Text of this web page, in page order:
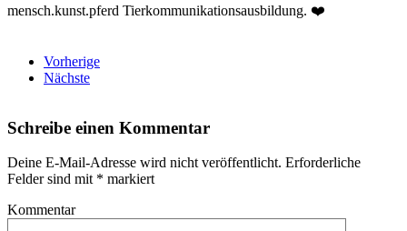
mensch.kunst.pferd Tierkommunikationsausbildung. ❤️
Vorherige
Nächste
Schreibe einen Kommentar
Deine E-Mail-Adresse wird nicht veröffentlicht. Erforderliche
Felder sind mit * markiert
Kommentar